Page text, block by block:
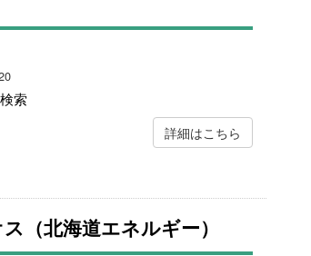
索
詳細はこちら
（北海道エネルギー）